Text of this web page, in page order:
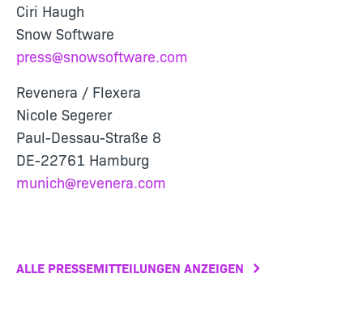
Ciri Haugh
Snow Software
press@snowsoftware.com
Revenera / Flexera
Nicole Segerer
Paul-Dessau-Straße 8
DE-22761 Hamburg
munich@revenera.com
ALLE PRESSEMITTEILUNGEN ANZEIGEN